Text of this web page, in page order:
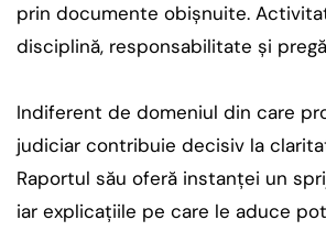
prin documente obișnuite.
disciplină, responsabilitate și
Indiferent de domeniul din care
judiciar contribuie decisiv la
Raportul său oferă instanței un
iar explicațiile pe care le aduce